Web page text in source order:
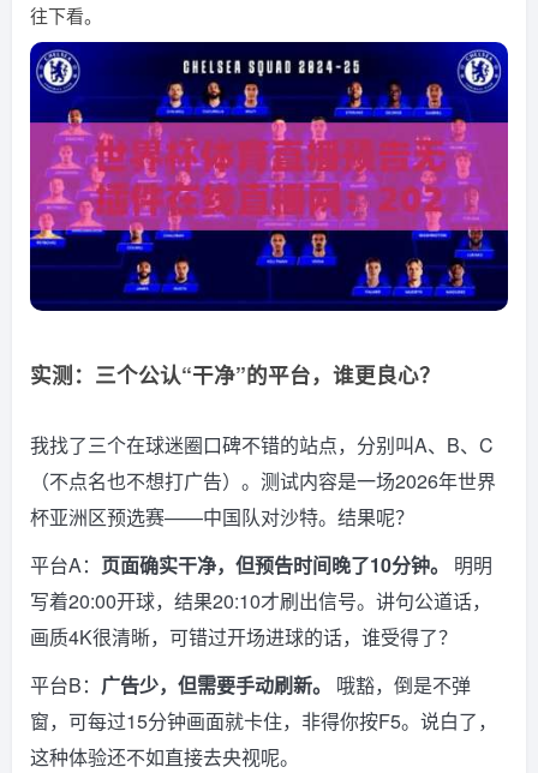
往下看。
实测：三个公认“干净”的平台，谁更良心？
我找了三个在球迷圈口碑不错的站点，分别叫A、B、C
（不点名也不想打广告）。测试内容是一场2026年世界
杯亚洲区预选赛——中国队对沙特。结果呢？
平台A： 页面确实干净，但预告时间晚了10分钟。
明明
写着20:00开球，结果20:10才刷出信号。讲句公道话，
画质4K很清晰，可错过开场进球的话，谁受得了？
平台B： 广告少，但需要手动刷新。
哦豁，倒是不弹
窗，可每过15分钟画面就卡住，非得你按F5。说白了，
这种体验还不如直接去央视呢。